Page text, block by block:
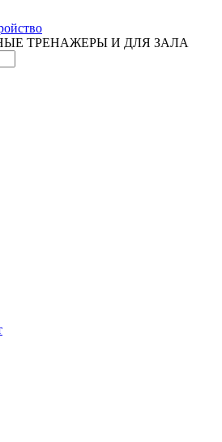
ТРЕНАЖЕРЫ И ДЛЯ ЗАЛА